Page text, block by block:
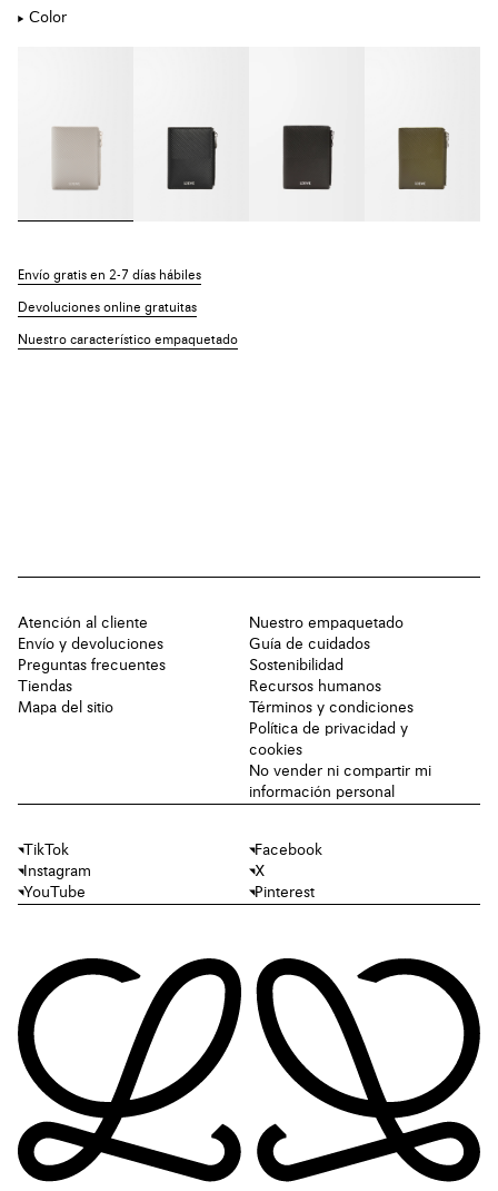
Color
Envío gratis en 2-7 días hábiles
Devoluciones online gratuitas
Nuestro característico empaquetado
Atención al cliente
Envío y devoluciones
Preguntas frecuentes
Tiendas
Mapa del sitio
Nuestro empaquetado
Guía de cuidados
Sostenibilidad
Recursos humanos
Términos y condiciones
Política de privacidad y
cookies
No vender ni compartir mi
información personal
TikTok
Facebook
Instagram
X
YouTube
Pinterest